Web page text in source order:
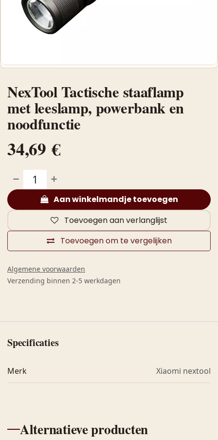
NexTool Tactische staaflamp
met leeslamp, powerbank en
noodfunctie
34,69 €
Aan winkelmandje toevoegen
Toevoegen om te vergelijken
Toevoegen aan verlanglijst
Algemene voorwaarden
Verzending binnen 2-5 werkdagen
Specificaties
Merk Xiaomi nextool
Alternatieve producten